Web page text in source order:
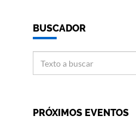
BUSCADOR
PRÓXIMOS EVENTOS